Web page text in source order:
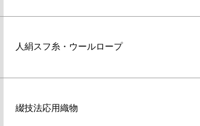
人絹スフ糸・ウールロープ
綴技法応用織物